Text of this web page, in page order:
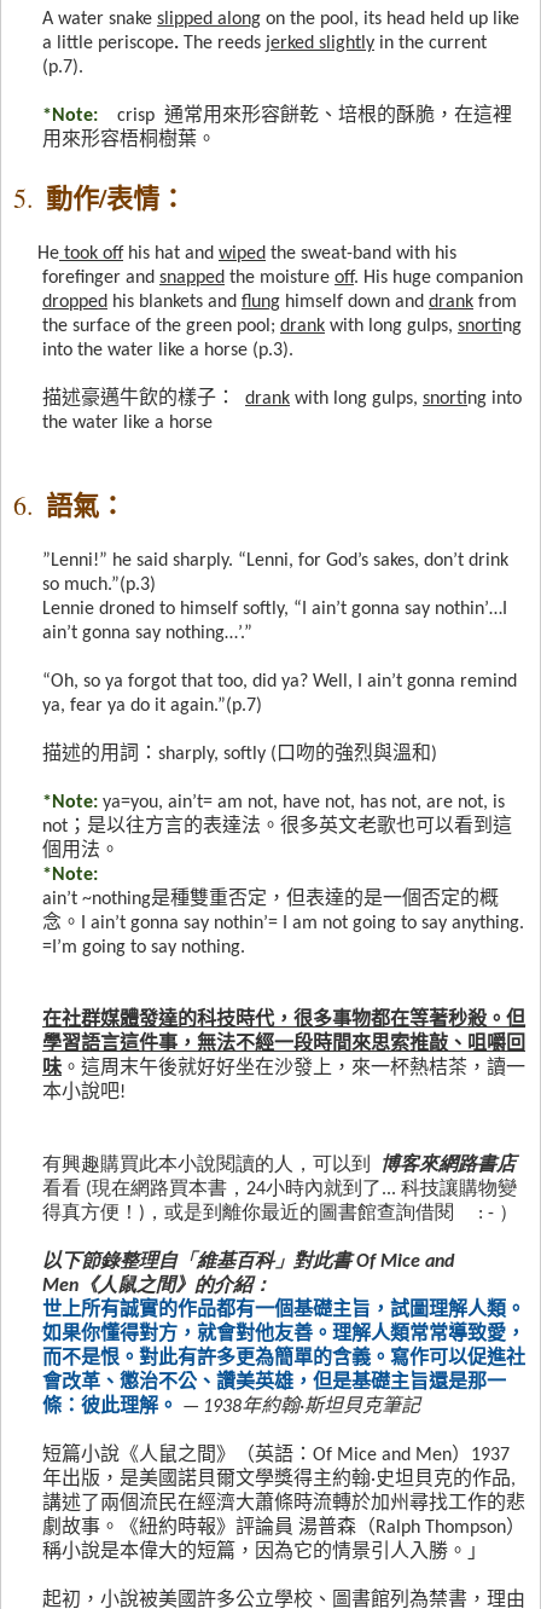
A water snake slipped along on the pool, its head held up like
a little periscope. The reeds jerked slightly in the current
(p.7).
*Note: crisp 通常用來形容餅乾、培根的酥脆，在這裡
用來形容梧桐樹葉。
5. 動作/表情：
He took offhis hat and wiped the sweat-band with his
forefinger and snapped the moisture off. His huge companion
dropped his blankets and flung himself down and drank from
the surface of the green pool; drank with long gulps, snorting
into the water like a horse (p.3).
描述豪邁牛飲的樣子： drank with long gulps, snorting into
the water like a horse
6. 語氣：
”Lenni!” he said sharply. “Lenni, for God’s sakes, don’t drink
so much.”(p.3)
Lennie droned to himself softly, “I ain’t gonna say nothin’…I
ain’t gonna say nothing…’.”
“Oh, so ya forgot that too, did ya? Well, I ain’t gonna remind
ya, fear ya do it again.”(p.7)
描述的用詞： sharply, softly ( 口吻的強烈與溫和)
*Note: ya=you, ain’t= am not, have not, has not, are not, is
not ；是以往方言的表達法。很多英文老歌也可以看到這
個用法。
*Note:
ain’t ~nothing是種雙重否定，但表達的是一個否定的概
念。
I ain’t gonna say nothin’= I am not going to say anything.
=I’m going to say nothing.
在社群媒體發達的科技時代，很多事物都在等著秒殺。但
學習語言這件事，無法不經一段時間來思索推敲、咀嚼回
味 。這周末午後就好好坐在沙發上，來一杯熱桔茶，讀一
本小說吧!
有興趣購買此本小說閱讀的人，可以到
博客來網路書店
看看 (現在網路買本書，24小時內就到了... 科技讓購物變
得真方便！)，或是到離你最近的圖書館查詢借閱 : - ）
以下節錄整理自「維基百科」對此書Of Mice and
Men《人鼠之間》的介紹：
世上所有誠實的作品都有一個基礎主旨，試圖理解人類。
如果你懂得對方，就會對他友善。理解人類常常導致愛，
而不是恨。對此有許多更為簡單的含義。寫作可以促進社
會改革、懲治不公、讚美英雄，但是基礎主旨還是那一
條：彼此理解。
— 1938年約翰·斯坦貝克筆記
短篇小說《人鼠之間》（英語：Of Mice and Men）1937
年出版，是美國諾貝爾文學獎得主約翰·史坦貝克的作品,
講述了兩個流民在經濟大蕭條時流轉於加州尋找工作的悲
劇故事。《紐約時報》評論員 湯普森（Ralph Thompson）
稱小說是本偉大的短篇，因為它的情景引人入勝。」
起初，小說被美國許多公立學校、圖書館列為禁書，理由